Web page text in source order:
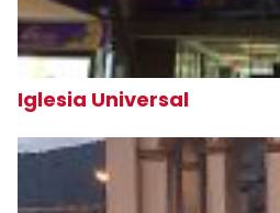
Iglesia Universal